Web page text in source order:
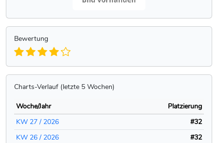
Bewertung
Charts-Verlauf (letzte 5 Wochen)
Woche/Jahr
Platzierung
KW 27 / 2026
#32
KW 26 / 2026
#32